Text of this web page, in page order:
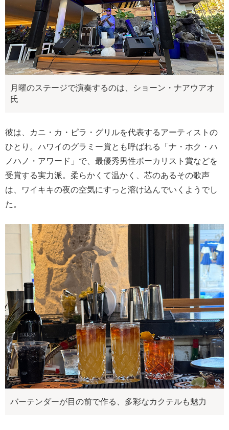
月曜のステージで演奏するのは、ショーン・ナアウアオ
氏
彼は、カニ・カ・ピラ・グリルを代表するアーティストの
ひとり。ハワイのグラミー賞とも呼ばれる「ナ・ホク・ハ
ノハノ・アワード」で、最優秀男性ボーカリスト賞などを
受賞する実力派。柔らかくて温かく、芯のあるその歌声
は、ワイキキの夜の空気にすっと溶け込んでいくようでし
た。
バーテンダーが目の前で作る、多彩なカクテルも魅力